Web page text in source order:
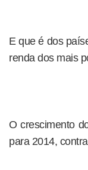
E que é dos
renda dos mais
O crescimento
para 2014,